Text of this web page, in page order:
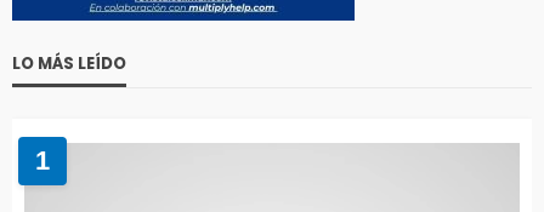
LO MÁS LEÍDO
1